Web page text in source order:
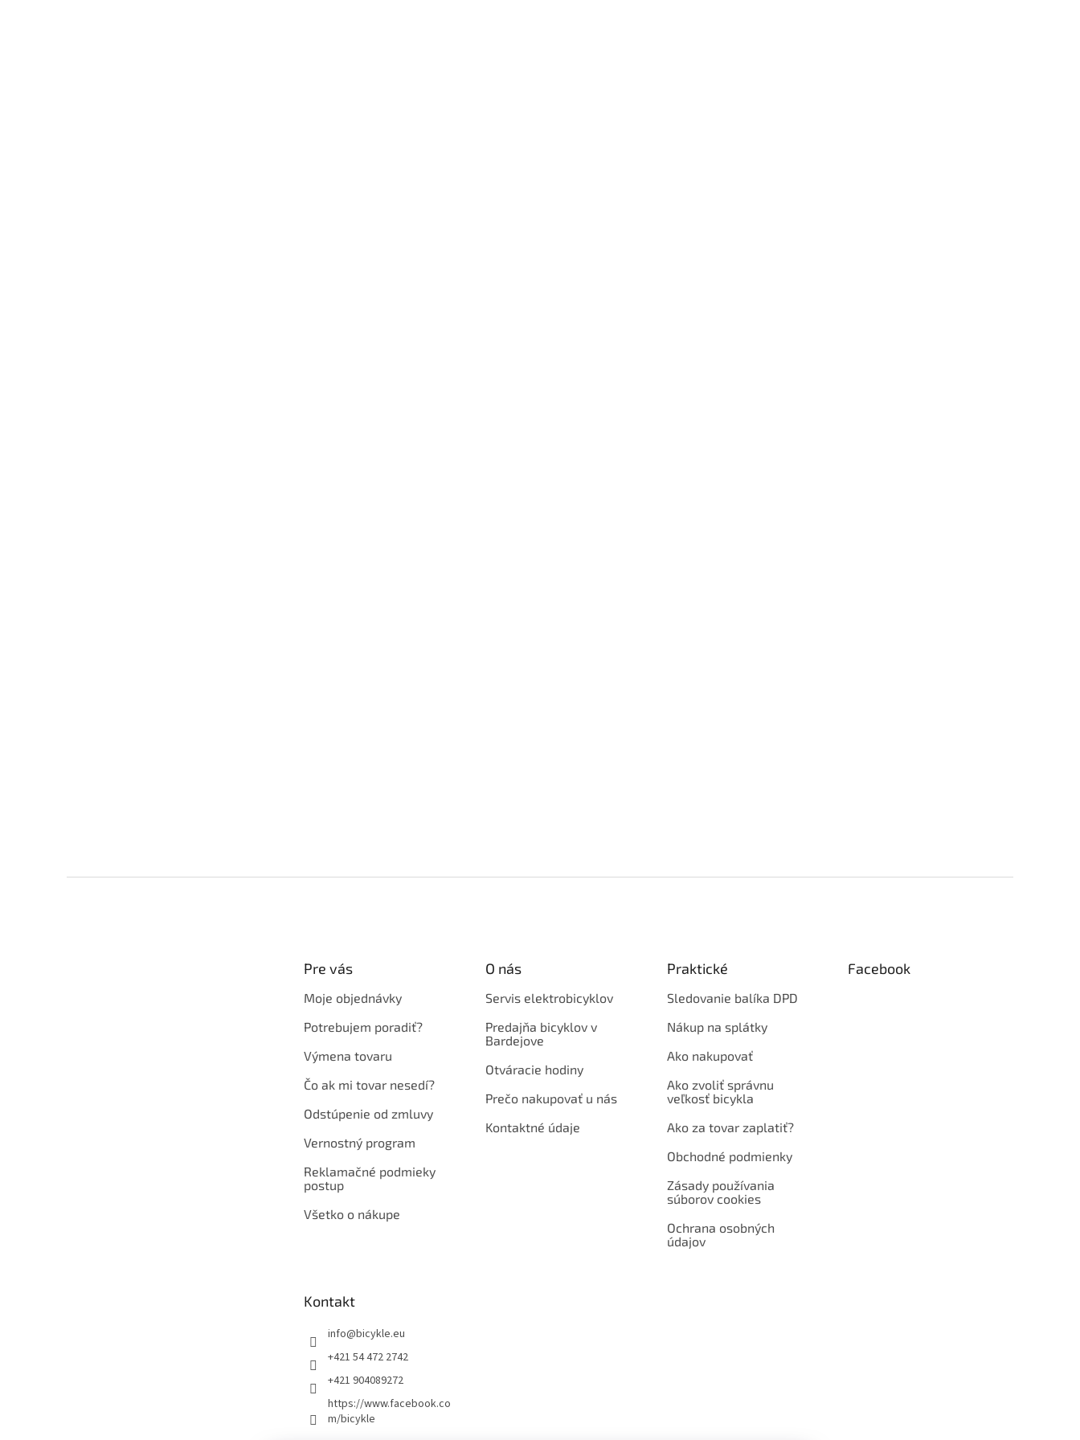
Pre vás
Moje objednávky
Potrebujem poradiť?
Výmena tovaru
Čo ak mi tovar nesedí?
Odstúpenie od zmluvy
Vernostný program
Reklamačné podmieky
postup
Všetko o nákupe
O nás
Servis elektrobicyklov
Predajňa bicyklov v
Bardejove
Otváracie hodiny
Prečo nakupovať u nás
Kontaktné údaje
Praktické
Sledovanie balíka DPD
Nákup na splátky
Ako nakupovať
Ako zvoliť správnu
veľkosť bicykla
Ako za tovar zaplatiť?
Obchodné podmienky
Zásady používania
súborov cookies
Ochrana osobných
údajov
Facebook
Kontakt
info@bicykle.eu
+421 54 472 2742
+421 904089272
https://www.facebook.co
m/bicykle